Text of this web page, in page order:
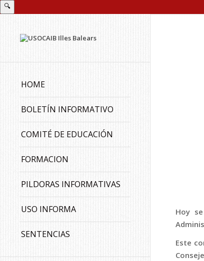
🔍
HOME
BOLETÍN INFORMATIVO
COMITÉ DE EDUCACIÓN
FORMACION
PILDORAS INFORMATIVAS
USO INFORMA
SENTENCIAS
Hoy
Este